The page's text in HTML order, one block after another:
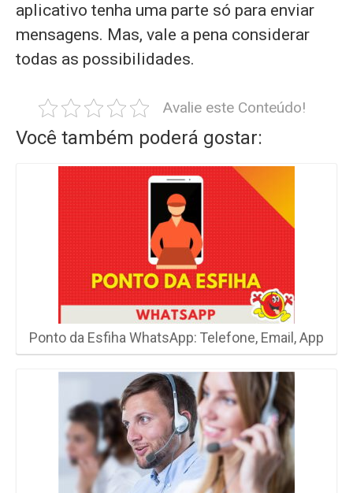
aplicativo tenha uma parte só para enviar
mensagens. Mas, vale a pena considerar
todas as possibilidades.
Avalie este Conteúdo!
Você também poderá gostar:
Ponto da Esfiha WhatsApp: Telefone, Email, App